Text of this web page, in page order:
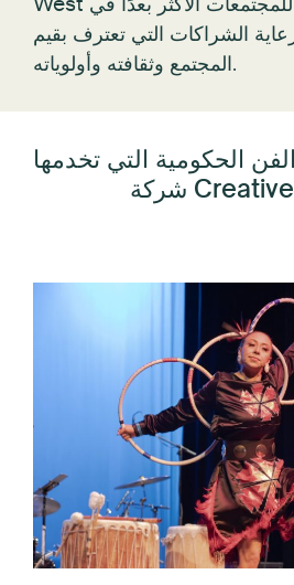
مجلس ولاية ألاسكا للفنون
تمثل ASCA وتدعم وتعزز المساعي الإبداعية للأفراد